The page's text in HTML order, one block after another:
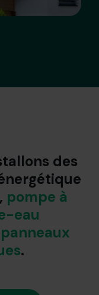
des
, pompe à
eau
panneaux
.